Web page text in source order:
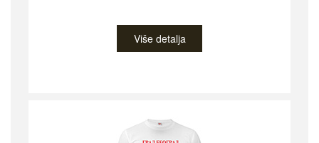
Više detalja